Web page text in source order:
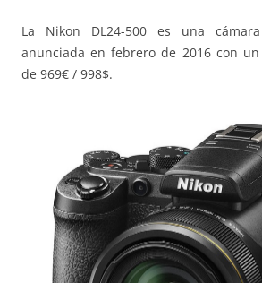
La Nikon DL24-500 es una
anunciada en febrero de 2016 con
de 969€ / 998$.